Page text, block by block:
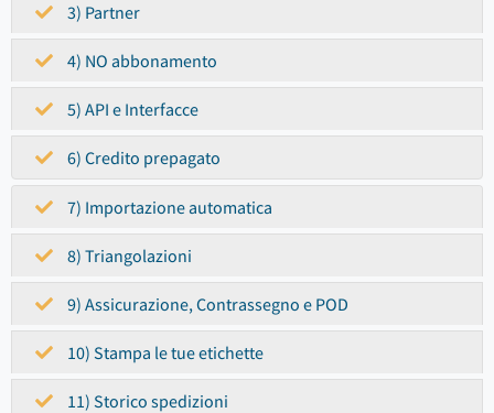
3) Partner
4) NO abbonamento
5) API e Interfacce
6) Credito prepagato
7) Importazione automatica
8) Triangolazioni
9) Assicurazione, Contrassegno e POD
10) Stampa le tue etichette
11) Storico spedizioni